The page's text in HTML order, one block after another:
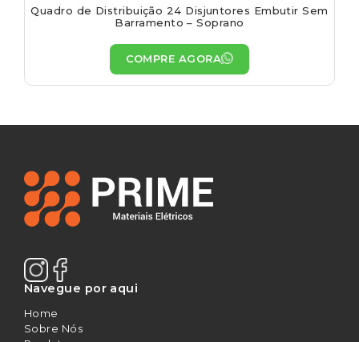
Quadro de Distribuição 24 Disjuntores Embutir Sem
Barramento – Soprano
COMPRE AGORA
Navegue por aqui
Home
Sobre Nós